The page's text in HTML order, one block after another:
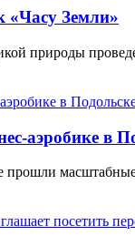
«Часу Земли»
природы
аэробике в
прошли